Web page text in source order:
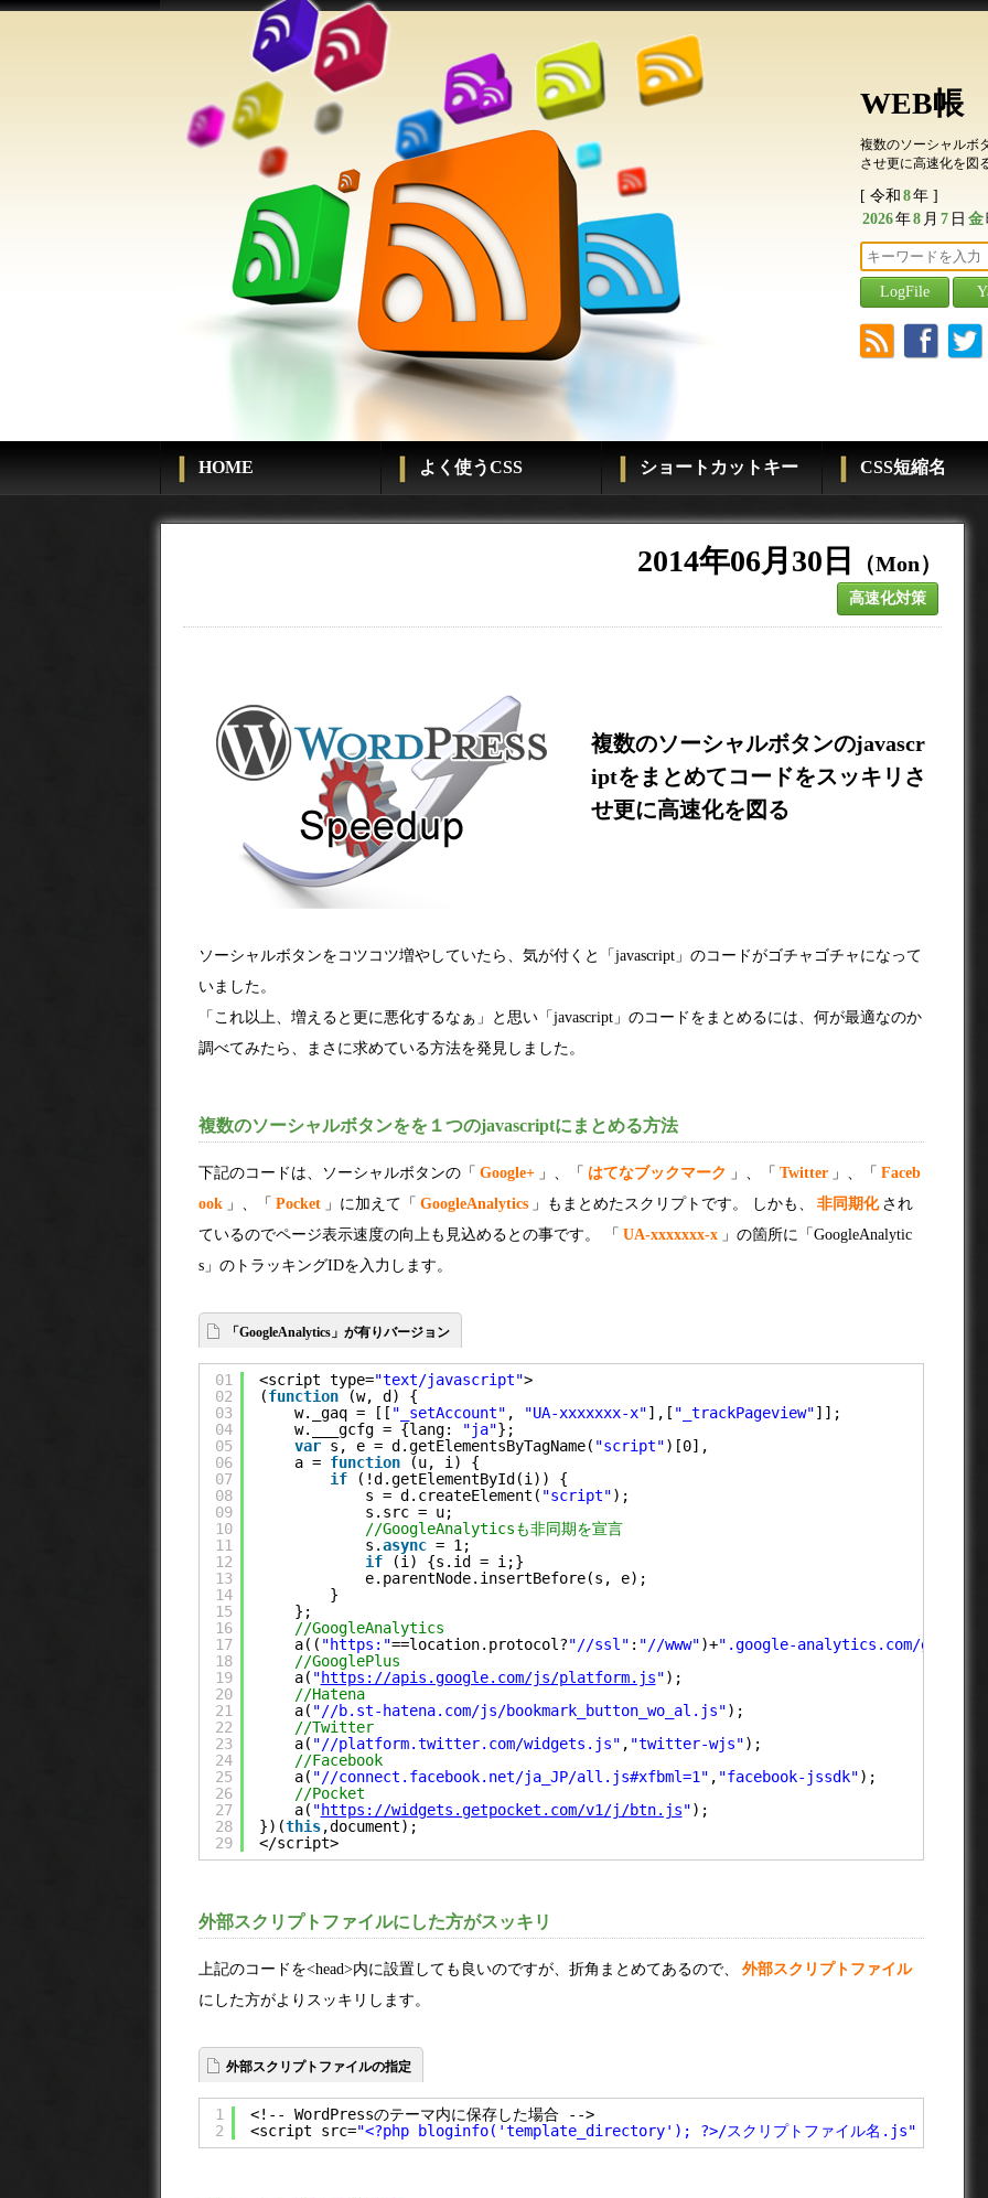
WEB帳
複数のソーシャルボ
させ更に高速化を図
[ 令和 8年 ]
2026年8 月 7 日 金
r f t
HOME よく使うCSS ショートカットキー CSS短縮名
2014年06月30日 （Mon）
高速化対策
複数のソーシャルボタンのjavascr
iptをまとめてコードをスッキリさ
せ更に高速化を図る
ソーシャルボタンをコツコツ増やしていたら、気が付くと「javascript」のコードがゴチャゴチャになって
いました。
「これ以上、増えると更に悪化するなぁ」と思い「javascript」のコードをまとめるには、何が最適なのか
調べてみたら、まさに求めている方法を発見しました。
複数のソーシャルボタンをを１つのjavascriptにまとめる方法
下記のコードは、ソーシャルボタンの「 Google+ 」、「 はてなブックマーク 」、「 Twitter 」、「 Faceb
ook 」、「 Pocket 」に加えて「 GoogleAnalytics 」もまとめたスクリプトです。 しかも、 非同期化 され
ているのでページ表示速度の向上も見込めるとの事です。 「 UA-xxxxxxx-x 」の箇所に「GoogleAnalytic
s」のトラッキングIDを入力します。
「GoogleAnalytics」が有りバージョン
01
02
03
04
05
06
07
08
09
10
11
12
13
14
15
16
17
18
19
20
21
22
23
24
25
26
27
28
29
<script type="text/javascript">
(function
(w, d) {
w._gaq = [[ "_setAccount" , "UA-xxxxxxx-x"],[ "_trackPageview"]];
w.___gcfg = {lang:
"ja"};
var s, e = d.getElementsByTagName( "script")[0],
a = function
(u, i) {
if
(!d.getElementById(i)) {
s = d.createElement( "script");
s.src = u;
//GoogleAnalyticsも非同期を宣言
s.async = 1;
if
(i) {s.id = i;}
e.parentNode.insertBefore(s, e);
}
};
//GoogleAnalytics
a(( "https:"==location.protocol?"//ssl" : "//www")+".google-analytics.com/ga.js"
//GooglePlus
a( "https://apis.google.com/js/platform.js");
//Hatena
a( "//b.st-hatena.com/js/bookmark_button_wo_al.js");
//Twitter
a( "//platform.twitter.com/widgets.js" , "twitter-wjs");
//Facebook
a( "//connect.facebook.net/ja_JP/all.js#xfbml=1" , "facebook-jssdk");
//Pocket
a( "https://widgets.getpocket.com/v1/j/btn.js");
})(this,document);
</script>
外部スクリプトファイルにした方がスッキリ
上記のコードを<head>内に設置しても良いのですが、折角まとめてあるので、
外部スクリプトファイル
にした方がよりスッキリします。
外部スクリプトファイルの指定
1
2
<!-- WordPressのテーマ内に保存した場合 -->
<script src="<?php bloginfo('template_directory'); ?>/スクリプトファイル名.js"